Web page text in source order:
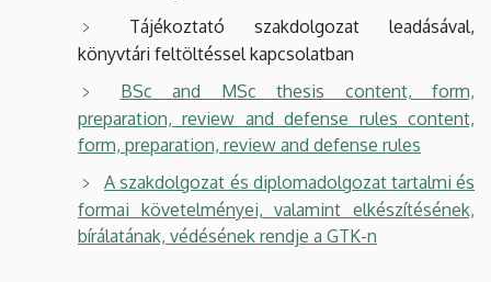
Tájékoztató szakdolgozat leadásával,
könyvtári feltöltéssel kapcsolatban
BSc and MSc thesis content, form,
preparation, review and defense rules content,
form, preparation, review and defense rules
A szakdolgozat és diplomadolgozat tartalmi és
formai követelményei, valamint elkészítésének,
bírálatának, védésének rendje a GTK-n